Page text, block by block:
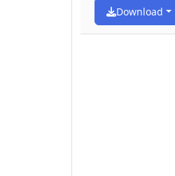
Download